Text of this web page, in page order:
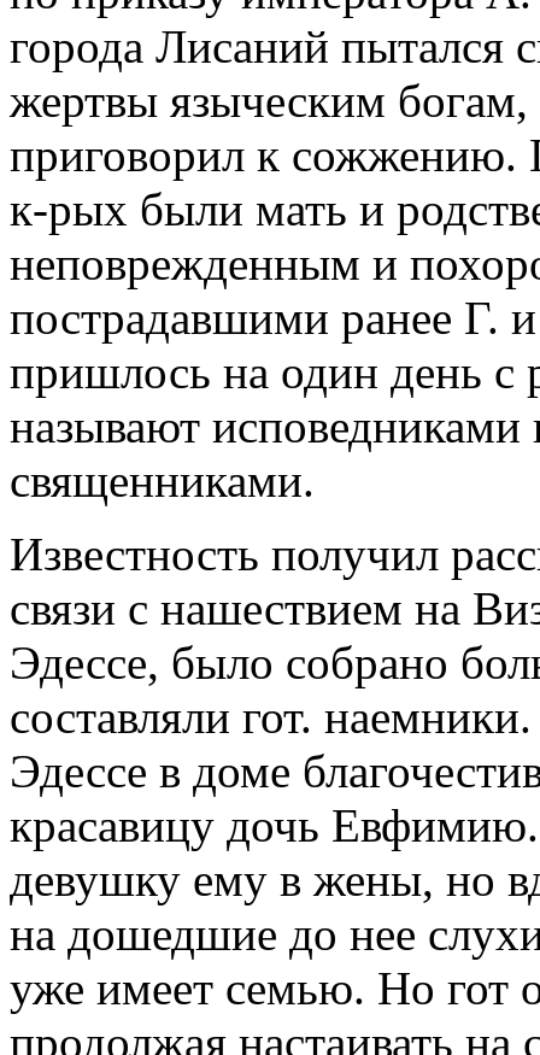
города Лисаний пытался
жертвы языческим
приговорил к сожжению.
к-рых были мать и
неповрежденным и
пострадавшими ранее Г.
пришлось на один день с
называют
священниками.
Известность получил
связи с нашествием на
Эдессе, было собрано
составляли гот.
Эдессе в доме
красавицу дочь Евфимию.
девушку ему в жены, но
на дошедшие до нее
уже имеет семью. Но гот
продолжая настаивать на